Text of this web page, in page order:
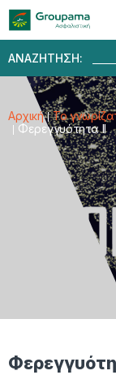
ΑΝΑΖΗΤΗΣΗ:
Αρχική Το
Φερεγγυότητα ΙΙ